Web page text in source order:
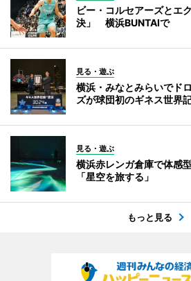
ビー・コルセアーズとエ
決」 横浜BUNTAIで
見る・遊ぶ
横浜・みなとみらいでド
ズが球団初のギネス世界
見る・遊ぶ
横浜赤レンガ倉庫で体感
「星空を旅する」
もっと見る